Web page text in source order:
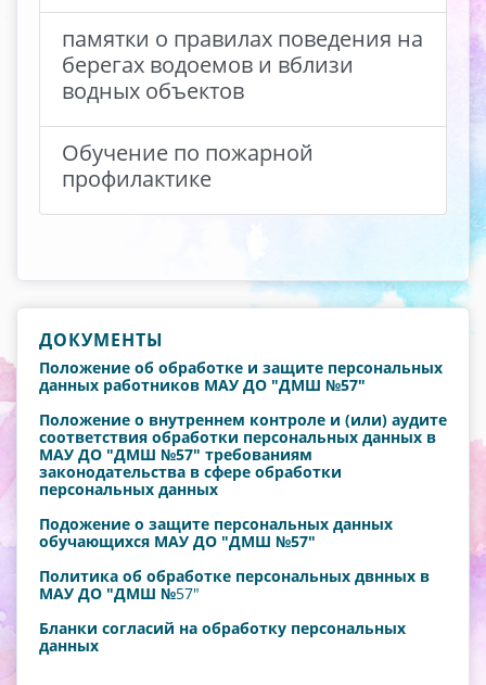
памятки о правилах поведения на
берегах водоемов и вблизи
водных объектов
Обучение по пожарной
профилактике
ДОКУМЕНТЫ
Положение об обработке и защите персональных
данных работников МАУ ДО "ДМШ №57"
Положение о внутреннем контроле и (или) аудите
соответствия обработки персональных данных в
МАУ ДО "ДМШ №57" требованиям
законодательства в сфере обработки
персональных данных
Подожение о защите персональных данных
обучающихся МАУ ДО "ДМШ №57"
Политика об обработке персональных двнных в
МАУ ДО "ДМШ №57"
Бланки согласий на обработку персональных
данных